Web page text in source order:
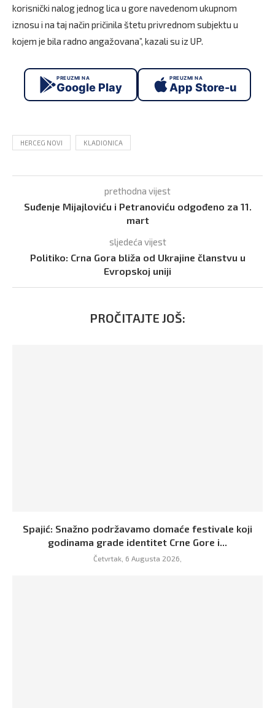
korisnički nalog jednog lica u gore navedenom ukupnom
iznosu i na taj način pričinila štetu privrednom subjektu u
kojem je bila radno angažovana”, kazali su iz UP.
PREUZMI NA
Google Play
PREUZMI NA
App Store-u
HERCEG NOVI KLADIONICA
prethodna vijest
Suđenje Mijajloviću i Petranoviću odgođeno za 11.
mart
sljedeća vijest
Politiko: Crna Gora bliža od Ukrajine članstvu u
Evropskoj uniji
PROČITAJTE JOŠ:
Spajić: Snažno podržavamo domaće festivale koji
godinama grade identitet Crne Gore i...
Četvrtak, 6 Augusta 2026,